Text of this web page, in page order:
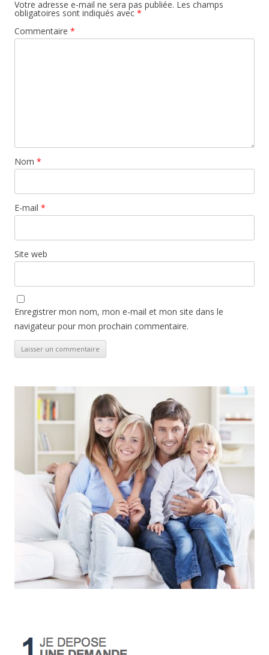
Votre adresse e-mail ne sera pas publiée. Les champs
obligatoires sont indiqués avec *
Commentaire *
Nom *
E-mail *
Site web
Enregistrer mon nom, mon e-mail et mon site dans le
navigateur pour mon prochain commentaire.